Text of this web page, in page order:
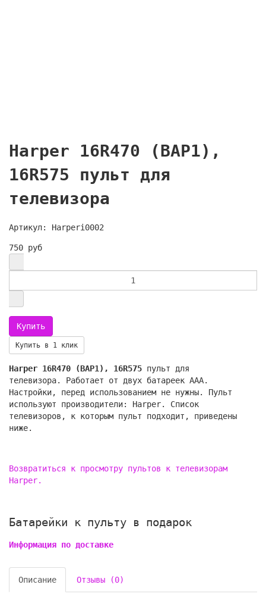
Harper 16R470 (ВАР1),
16R575 пульт для
телевизора
Артикул: Harperi0002
750 руб
Купить в 1 клик
Harper 16R470 (ВАР1), 16R575 пульт для
телевизора. Работает от двух батареек AAA.
Настройки, перед использованием не нужны. Пульт
используют производители: Harper. Список
телевизоров, к которым пульт подходит, приведены
ниже.
Возвратиться к просмотру пультов к телевизорам
Harper.
Батарейки к пульту в подарок
Информация по доставке
Описание Отзывы (0)